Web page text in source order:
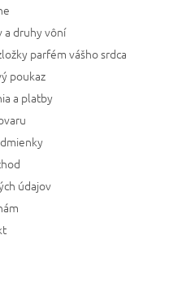
a druhy vôní
parfém vášho srdca
poukaz
a platby
údajov